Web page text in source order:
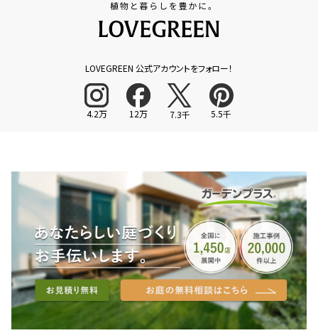
LOVEGREEN 公式アカウントをフォロー！
4.2万 12万 7.3千 5.5千